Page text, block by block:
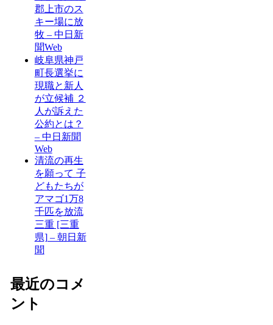
郡上市のス
キー場に放
牧 – 中日新
聞Web
岐阜県神戸
町長選挙に
現職と新人
が立候補 ２
人が訴えた
公約とは？
– 中日新聞
Web
清流の再生
を願って 子
どもたちが
アマゴ1万8
千匹を放流
三重 [三重
県] – 朝日新
聞
最近のコメ
ント